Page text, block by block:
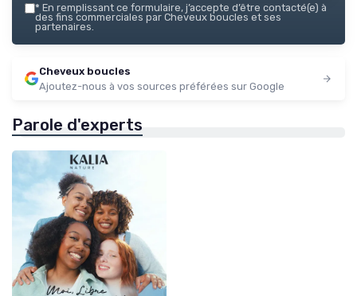
* En remplissant ce formulaire, j’accepte d’être contacté(e) à
des fins commerciales par Cheveux boucles et ses
partenaires.
Cheveux boucles
Ajoutez-nous à vos sources préférées sur Google
Parole d'experts